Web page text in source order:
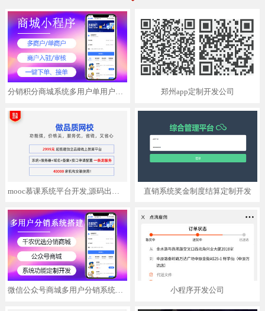
分销积分商城系统多用户单用户商城小程序app开发 郑州app定制开发公司
直销系统奖金制度结算定制开发
微信公众号商城多用户分销系统功能定制开发APP小程序 小程序开发公司